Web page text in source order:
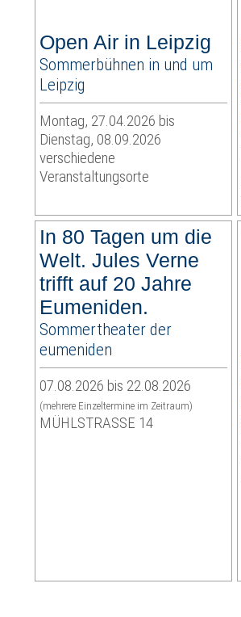
Open Air in Leipzig
Sommerbühnen in und um
Leipzig
Montag, 27.04.2026 bis
Dienstag, 08.09.2026
verschiedene
Veranstaltungsorte
In 80 Tagen um die
Welt. Jules Verne
trifft auf 20 Jahre
Eumeniden.
Sommertheater der
eumeniden
07.08.2026 bis 22.08.2026
(mehrere Einzeltermine im Zeitraum)
MÜHLSTRASSE 14